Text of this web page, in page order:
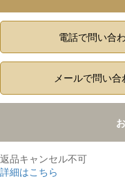
電話で問い合
メールで問い合
返品キャンセル不可
詳細はこちら